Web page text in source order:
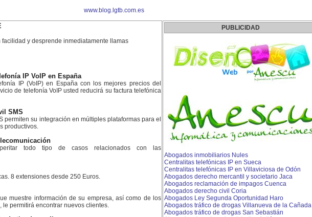
www.blog.lgtb.com.es
y desprende inmediatamente llamas
IP VoIP en España
IP (VoIP) en España con los mejores precios del
de telefonía VoIP usted reducirá su factura telefónica
SMS
permiten su integración en múltiples plataformas para el
productivos.
peritar todo tipo de casos relacionados con las
8 extensiones desde 250 Euros.
muestre información de su empresa, así como de los
le permitirá encontrar nuevos clientes.
PUBLICIDAD
Abogados inmobiliarios Nules
Centralitas telefónicas IP en Sueca
Centralitas telefónicas IP en Villaviciosa de Odón
Abogados derecho mercantil y societario Jaca
Abogados reclamación de impagos Cuenca
Abogados derecho civil Coria
Abogados Ley Segunda Oportunidad Haro
Abogados tráfico de drogas Villanueva de la Cañada
Abogados tráfico de drogas San Sebastián